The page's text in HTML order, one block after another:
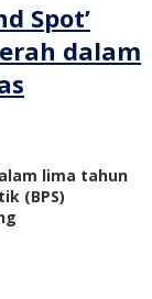
Spot’
dalam
lima tahun
(BPS)